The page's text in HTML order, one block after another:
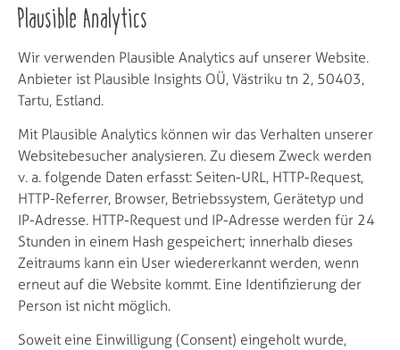
Plausible Analytics
Wir verwenden Plausible Analytics auf unserer Website.
Anbieter ist Plausible Insights OÜ, Västriku tn 2, 50403,
Tartu, Estland.
Mit Plausible Analytics können wir das Verhalten unserer
Websitebesucher analysieren. Zu diesem Zweck werden
v. a. folgende Daten erfasst: Seiten-URL, HTTP-Request,
HTTP-Referrer, Browser, Betriebssystem, Gerätetyp und
IP-Adresse. HTTP-Request und IP-Adresse werden für 24
Stunden in einem Hash gespeichert; innerhalb dieses
Zeitraums kann ein User wiedererkannt werden, wenn
erneut auf die Website kommt. Eine Identifizierung der
Person ist nicht möglich.
Soweit eine Einwilligung (Consent) eingeholt wurde,